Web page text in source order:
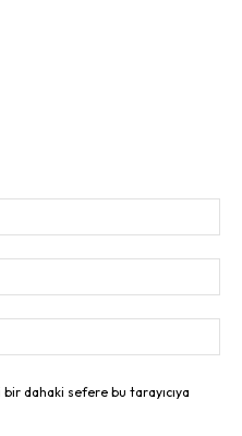
dahaki sefere bu tarayıcıya